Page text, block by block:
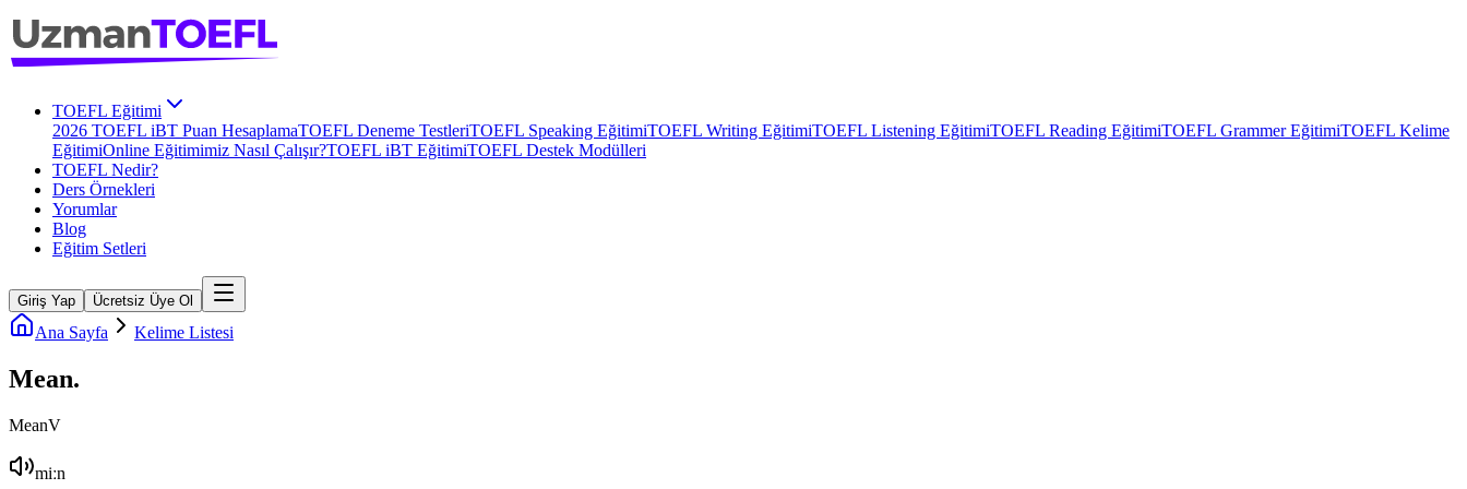
TOEFL Eğitimi
2026 TOEFL iBT Puan HesaplamaTOEFL Deneme TestleriTOEFL Speaking EğitimiTOEFL Writing EğitimiTOEFL Listening EğitimiTOEFL Reading EğitimiTOEFL Grammer EğitimiTOEFL Kelime
EğitimiOnline Eğitimimiz Nasıl Çalışır?TOEFL iBT EğitimiTOEFL Destek Modülleri
TOEFL Nedir?
Ders Örnekleri
Yorumlar
Blog
Eğitim Setleri
Giriş Yap Ücretsiz Üye Ol
Ana Sayfa Kelime Listesi
Mean.
MeanV
miːn